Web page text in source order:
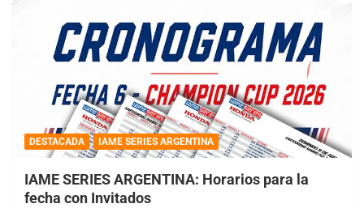
DESTACADA IAME SERIES ARGENTINA
IAME SERIES ARGENTINA: Horarios para la
fecha con Invitados